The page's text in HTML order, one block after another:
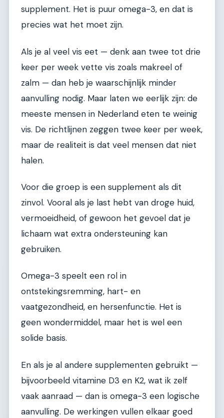
supplement. Het is puur omega-3, en dat is
precies wat het moet zijn.
Als je al veel vis eet — denk aan twee tot drie
keer per week vette vis zoals makreel of
zalm — dan heb je waarschijnlijk minder
aanvulling nodig. Maar laten we eerlijk zijn: de
meeste mensen in Nederland eten te weinig
vis. De richtlijnen zeggen twee keer per week,
maar de realiteit is dat veel mensen dat niet
halen.
Voor die groep is een supplement als dit
zinvol. Vooral als je last hebt van droge huid,
vermoeidheid, of gewoon het gevoel dat je
lichaam wat extra ondersteuning kan
gebruiken.
Omega-3 speelt een rol in
ontstekingsremming, hart- en
vaatgezondheid, en hersenfunctie. Het is
geen wondermiddel, maar het is wel een
solide basis.
En als je al andere supplementen gebruikt —
bijvoorbeeld vitamine D3 en K2, wat ik zelf
vaak aanraad — dan is omega-3 een logische
aanvulling. De werkingen vullen elkaar goed